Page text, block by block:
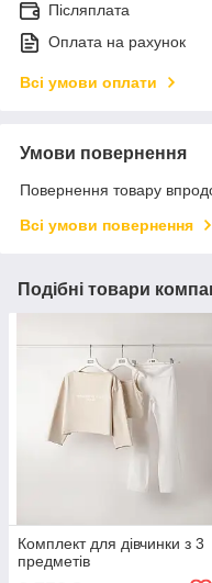
Післяплата
Оплата на рахунок
Всі умови оплати
Умови повернення
Повернення товару
Всі умови повернення
Подібні товари
Комплект для дівчинки з 3
предметів